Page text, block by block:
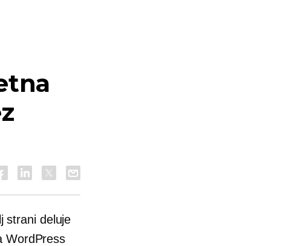
strani deluje
WordPress